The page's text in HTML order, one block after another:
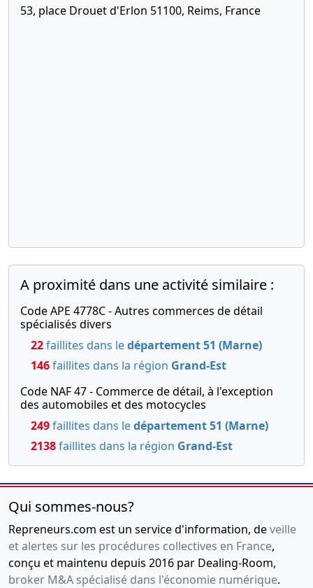
53, place Drouet d'Erlon 51100, Reims, France
A proximité dans une activité similaire :
Code APE 4778C - Autres commerces de détail
spécialisés divers
22faillites dans ledépartement 51 (Marne)
146faillites dans la région Grand-Est
Code NAF 47 - Commerce de détail, à l'exception
des automobiles et des motocycles
249faillites dans ledépartement 51 (Marne)
2138faillites dans la région Grand-Est
Qui sommes-nous?
Repreneurs.com est un service d'information, deveille
et alertes sur les procédures collectives en France,
conçu et maintenu depuis 2016 par Dealing-Room,
broker M&A spécialisé dans l'économie numérique.